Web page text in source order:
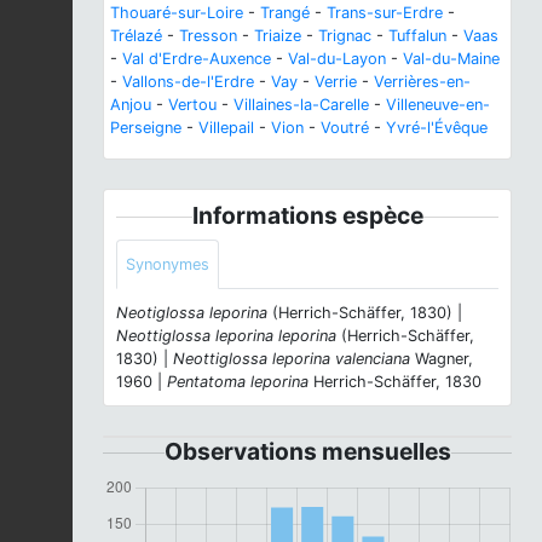
Thouaré-sur-Loire - Trangé - Trans-sur-Erdre -
Trélazé - Tresson - Triaize - Trignac - Tuffalun - Vaas
- Val d'Erdre-Auxence - Val-du-Layon - Val-du-Maine
- Vallons-de-l'Erdre - Vay - Verrie - Verrières-en-
Anjou - Vertou - Villaines-la-Carelle - Villeneuve-en-
Perseigne - Villepail - Vion - Voutré - Yvré-l'Évêque
Informations espèce
Synonymes
Neotiglossa leporina (Herrich-Schäffer, 1830) |
Neottiglossa leporina leporina (Herrich-Schäffer,
1830) | Neottiglossa leporina valenciana Wagner,
1960 | Pentatoma leporina Herrich-Schäffer, 1830
Observations mensuelles